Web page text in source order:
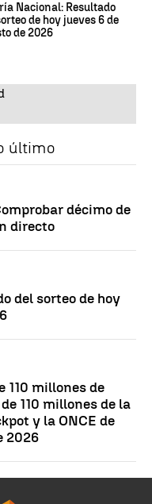
Nacional: Resultado
de hoy jueves 6 de
de 2026
último
décimo de
directo
del sorteo de hoy
110 millones de
110 millones de la
y la ONCE de
2026